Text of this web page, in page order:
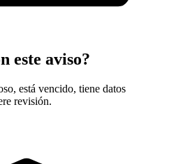
este aviso?
está vencido, tiene datos
revisión.